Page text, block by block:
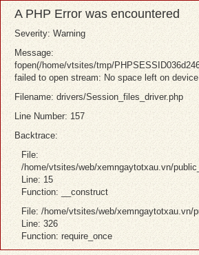
A PHP Error was encountered
Severity: Warning
Message:
fopen(/home/vtsites/tmp/
failed to open stream: No space left on device
Filename: drivers/Session_files_driver.php
Line Number: 157
Backtrace:
File:
/home/vtsites/web/xemngaytotxau.vn/
Line: 15
Function: __construct
File: /home/vtsites/web/xemngaytotxau.vn/
Line: 326
Function: require_once